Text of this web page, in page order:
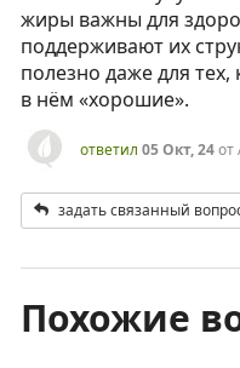
жиры важны для
поддерживают их
полезно даже для
в нём «хорошие».
ответил 05 Окт, 24от
задать связанный
Похожие